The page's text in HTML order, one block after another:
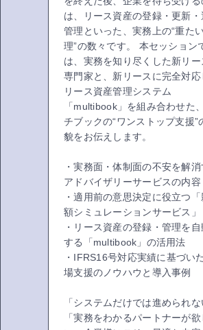
は、リース資産の登録・更新・
管理といった、実務上の“重た
理”の数々です。 本セッション
は、実務を知り尽くした新リー
専門家と、新リースに完全対応
リース資産管理システム
「multibook」を組み合わせた
チブックの“ワンストップ支援”
貌をお伝えします。
・実務面・体制面の不安を解消
アドバイザリーサービスの内容
・適用前の意思決定に役立つ
額シミュレーションサービス」
・リース資産の登録・管理を
する「multibook」の活用法
・IFRS16号対応実績に基づい
場支援のノウハウと導入事例
「システムだけでは進められな
「実務をわかるパートナーが欲